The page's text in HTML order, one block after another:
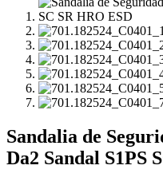
Sandalia de
Da2 Sandal S1PS